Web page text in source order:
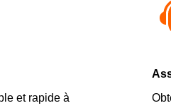
et rapide à